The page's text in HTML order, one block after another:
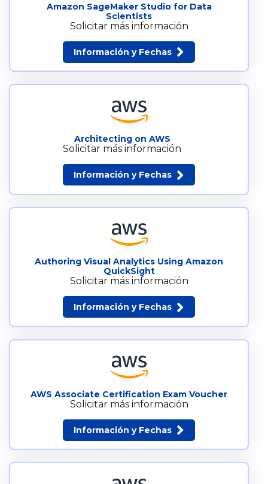
Amazon SageMaker Studio for Data
Scientists
Solicitar más información
Información y Fechas
Architecting on AWS
Solicitar más información
Información y Fechas
Authoring Visual Analytics Using Amazon
QuickSight
Solicitar más información
Información y Fechas
AWS Associate Certification Exam Voucher
Solicitar más información
Información y Fechas